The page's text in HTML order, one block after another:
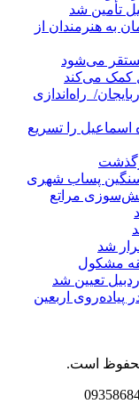
۱۰۰ میلیارد تومان به هنرمندان از
کمک می‌کند
راه‌اندازی
را تسریع
سنگین پساب شهری
مراتع
شد
مشکول
تعیین شد
است.